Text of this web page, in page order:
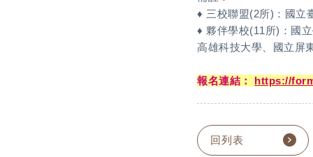
♦ 三校聯盟(2所)：國立
♦ 夥伴學校(11所)：國
高雄科技大學、國立屏
報名連結： https://
回列表